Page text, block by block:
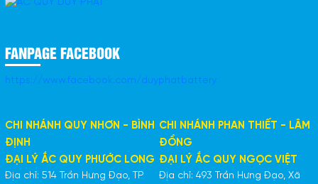
FANPAGE FACEBOOK
https://www.facebook.com/duyphatbattery
CHI NHÁNH QUY NHƠN - BÌNH
ĐỊNH
ĐẠI LÝ ẮC QUY PHƯỚC LONG
Địa chỉ: 514 Trần Hưng Đạo, TP
CHI NHÁNH PHAN THIẾT - LÂM
ĐỒNG
ĐẠI LÝ ẮC QUY NGỌC VIỆT
Địa chỉ: 493 Trần Hưng Đạo, Xã